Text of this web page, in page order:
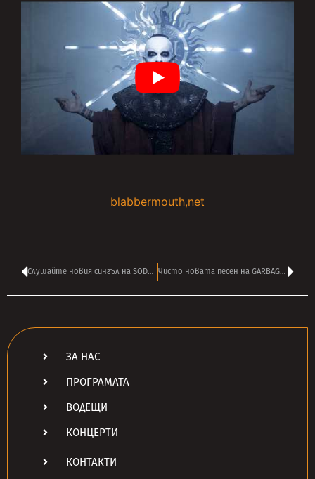
blabbermouth,net
Слушайте новия сингъл на SODOM – ‘Trigger Discipline’ Чисто новата песен на GARBAGE – ‘There’s No Future In Optimism’
ЗА НАС
ПРОГРАМАТА
ВОДЕЩИ
КОНЦЕРТИ
КОНТАКТИ